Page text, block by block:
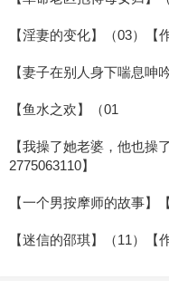
【淫妻的变化】（03）【
【妻子在别人身下喘息呻
【鱼水之欢】（01
【我操了她老婆，他也操
2775063110】
【一个男按摩师的故事】
【迷信的邵琪】（11）【